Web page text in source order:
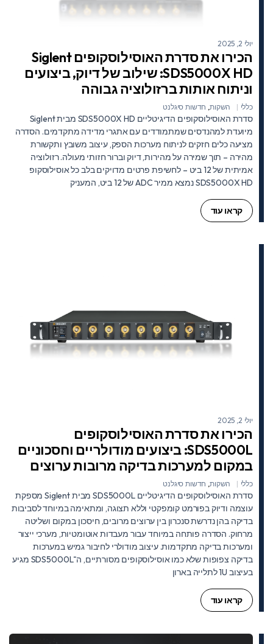
יולי 2, 2025
הכירו את סדרת האוסילוסקופים Siglent
SDS5000X HD: שילוב של דיוק, ביצועים
וניתוח אותות ברזולוציה גבוהה
כללי השקות חדשות סיגלנט
סדרת האוסילוסקופים הדיגיטליים SDS5000X HD מבית Siglent
מיועדת למהנדסים שמתמודדים עם אתגרי מדידה מתקדמים. הסדרה
מציעה כלים חזקים לניתוח מערכות הספק, עיצוב משובץ ותקשורת
מהירה – תוך שמירה על מהירות, דיוק וברור חזותי מעולה. רזולוציה
אמיתית של 12 ביט – לחשיפת פרטים מדויקים בלב כל אוסילוסקופ
SDS5000X HD נמצא ממיר ADC של 12 ביט, המעניק
קראו עוד
יולי 2, 2025
הכירו את סדרת האוסילוסקופים
SDS5000L: ביצועים מודולריים וחסכוניים
במקום למערכות בדיקה מרובות ערוצים
כללי השקות חדשות סיגלנט
סדרת האוסילוסקופים הדיגיטליים SDS5000L מבית Siglent מספקת
עוצמה ודיוק בפורמט קומפקטי וללא תצוגה, ומתאימה במיוחד לסביבות
בדיקה בהן נדרשת סנכרון בין ערוצים מרובים, חיסכון במקום ושליטה
מרחוק. הסדרה פותחה במיוחד עבור מעבדות אוטומטיות, מערכי ייצור
ומערכות בדיקה מתקדמות. עיצוב מודולרי לחיבור גמיש במערכות
בדיקה צפופות שלא כמו אוסילוסקופים מסורתיים, ה־SDS5000L מגיע
בעיצוב 1U לתלייה בארון
קראו עוד